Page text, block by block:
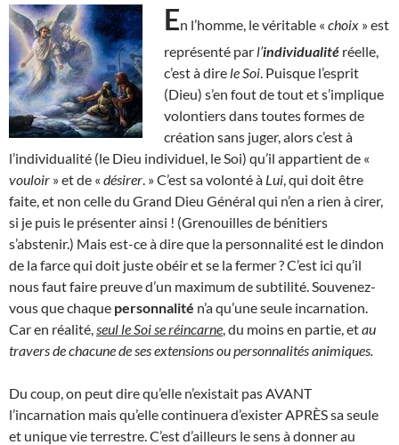
En l’homme, le véritable « choix » est
représenté par l’individualité réelle,
c’est à dire le Soi . Puisque l’esprit
(Dieu) s’en fout de tout et s’implique
volontiers dans toutes formes de
création sans juger, alors c’est à
l’individualité (le Dieu individuel, le Soi) qu’il appartient de «
vouloir » et de « désirer . » C’est sa volonté à Lui , qui doit être
faite, et non celle du Grand Dieu Général qui n’en a rien à cirer,
si je puis le présenter ainsi ! (Grenouilles de bénitiers
s’abstenir.) Mais est-ce à dire que la personnalité est le dindon
de la farce qui doit juste obéir et se la fermer ? C’est ici qu’il
nous faut faire preuve d’un maximum de subtilité. Souvenez-
vous que chaque personnalité n’a qu’une seule incarnation.
Car en réalité, seul le Soi se réincarne , du moins en partie, etau
travers de chacune de ses extensions ou personnalités animiques.
Du coup, on peut dire qu’elle n’existait pas AVANT
l’incarnation mais qu’elle continuera d’exister APRÈS sa seule
et unique vie terrestre. C’est d’ailleurs le sens à donner au